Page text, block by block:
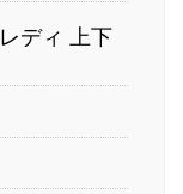
ディ 上下